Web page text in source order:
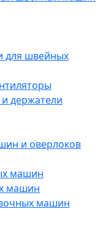
для швейных
и держатели
и оверлоков
машин
машин
машин